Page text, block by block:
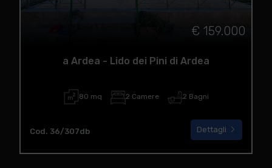
€ 159.000
a Ardea - Lido dei Pini di Ardea
80 mq 2 Camere 2 Bagni
Cod. 36/307db Dettagli